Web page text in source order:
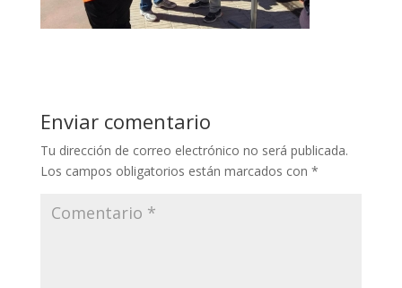
Enviar comentario
Tu dirección de correo electrónico no será publicada.
Los campos obligatorios están marcados con *